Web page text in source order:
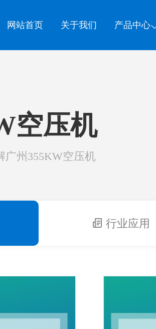
网站首页 关于我们 产品中心
空压机
广州355KW空压机
行业应用